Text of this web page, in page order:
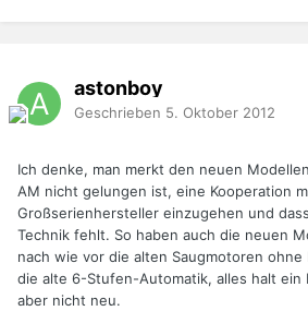
astonboy
Geschrieben 5. Oktober 2012
Ich denke, man merkt den neuen
AM nicht gelungen ist, eine Kooperation
Großserienhersteller einzugehen und
Technik fehlt. So haben auch die neuen
nach wie vor die alten Saugmotoren
die alte 6-Stufen-Automatik, alles halt ein
aber nicht neu.